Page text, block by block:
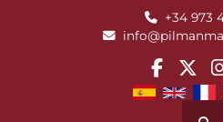
+34 973